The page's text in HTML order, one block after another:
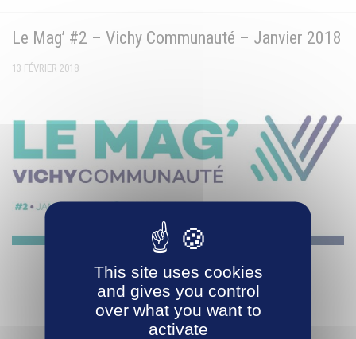
Le Mag’ #2 – Vichy Communauté – Janvier 2018
13 FÉVRIER 2018
This site uses cookies
and gives you control
over what you want to
activate